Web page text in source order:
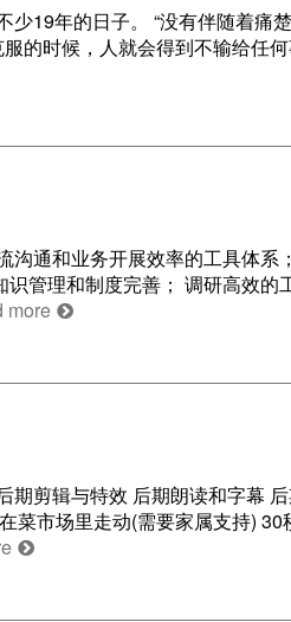
19年的日子。 “没有伴随着痛
的时候，人就会得到不输给任何
沟通和业务开展效率的工具体系
管理和制度完善； 调研高效的
more
剪辑与特效 后期朗读和字幕
菜市场里走动(需要家属支持) 30